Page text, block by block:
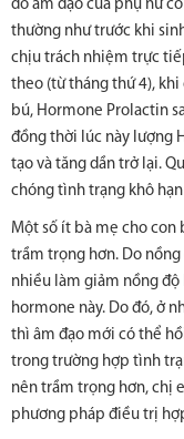
đó âm đạo của phụ nữ
thường như trước khi
chịu trách nhiệm trực
theo (từ tháng thứ 4),
bú, Hormone Prolactin
đồng thời lúc này lượng
tạo và tăng dần trở lại.
chóng tình trạng khô
Một số ít bà mẹ cho con
trầm trọng hơn. Do
nhiều làm giảm nồng độ
hormone này. Do đó, ở
thì âm đạo mới có thể
trong trường hợp tình
nên trầm trọng hơn, chị
phương pháp điều trị